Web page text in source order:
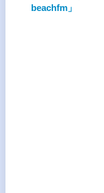
beachfm」